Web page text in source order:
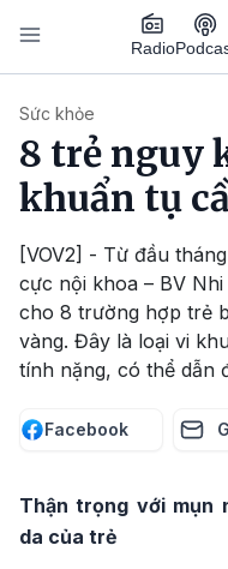
Nhảy đến nội dung
Radio
Sức khỏe
8 trẻ nguy
khuẩn tụ
[VOV2] - Từ đầu
cực nội khoa – BV
cho 8 trường hợp trẻ
vàng. Đây là loại vi
tính nặng, có thể dẫn
Facebook
Thận trọng với mụn
da của trẻ